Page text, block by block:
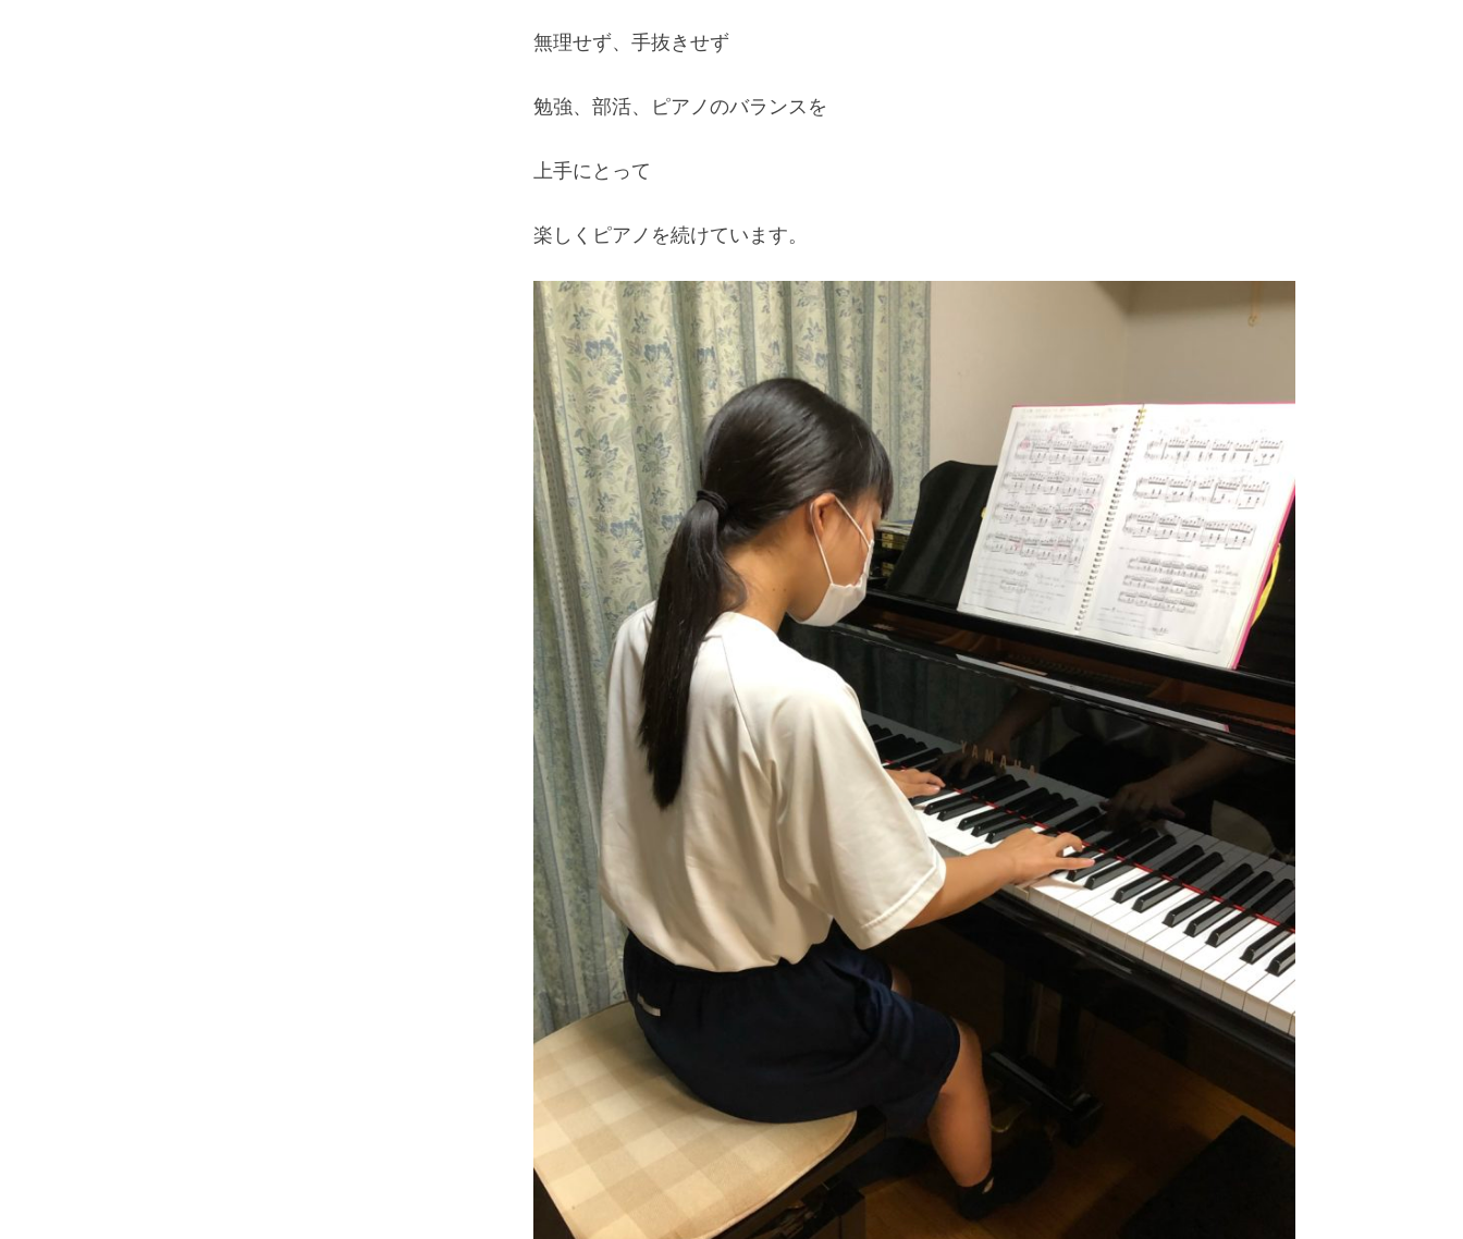
無理せず、手抜きせず
勉強、部活、ピアノのバランスを
上手にとって
楽しくピアノを続けています。